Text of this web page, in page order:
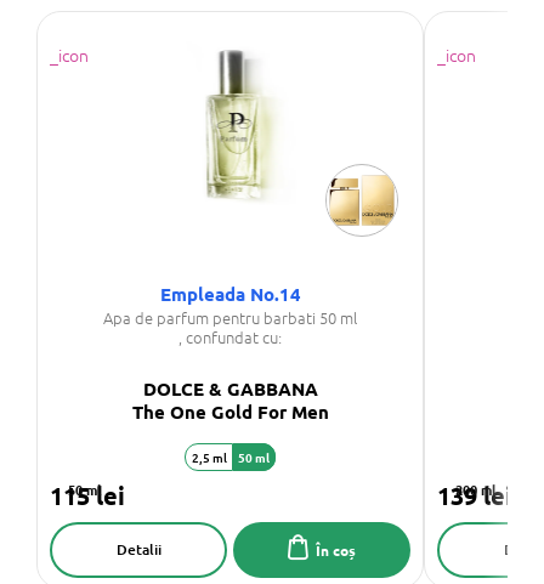
Empleada No.14
Apa de parfum pentru barbati 50 ml
, confundat cu:
DOLCE & GABBANA
The One Gold For Men
50 ml
115 lei
În coș
Detalii
2,5 ml 50 ml
200 ml
139 lei